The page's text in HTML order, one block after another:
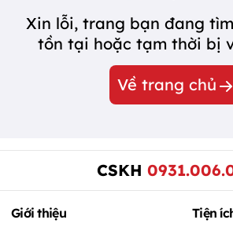
Xin lỗi, trang bạn đang
tồn tại hoặc tạm thời bị
Về trang chủ
CSKH
Giới thiệu Tiện